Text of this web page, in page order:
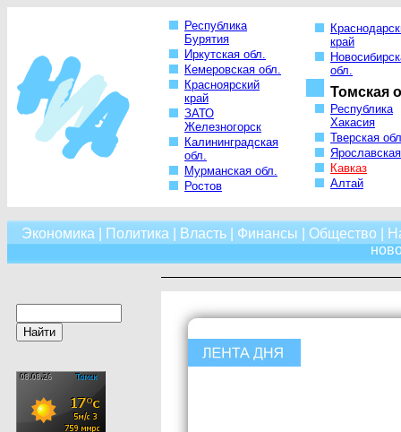
Республика
Бурятия
Иркутская обл.
Кемеровская обл.
Красноярский
край
ЗАТО
Железногорск
Калининградская
обл.
Мурманская обл.
Ростов
край
обл.
Томская
Республика
Хакасия
Тверская
Кавказ
Алтай
Экономика Политика Власть| Финансы Общество